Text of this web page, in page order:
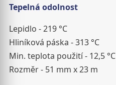
Tepelná odolnost
Lepidlo - 219 °C
Hliníková páska - 313 °C
Min. teplota použití - 12,5 °C
Rozměr - 51 mm x 23 m